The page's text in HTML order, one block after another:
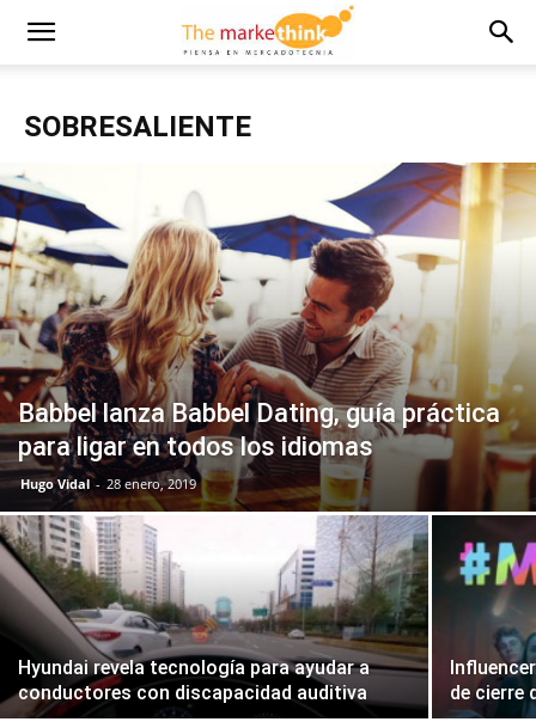
SOBRESALIENTE
Babbel lanza Babbel Dating, guía práctica
para ligar en todos los idiomas
Hugo Vidal - 28 enero, 2019
Hyundai revela tecnología para ayudar a
conductores con discapacidad auditiva
de cierre